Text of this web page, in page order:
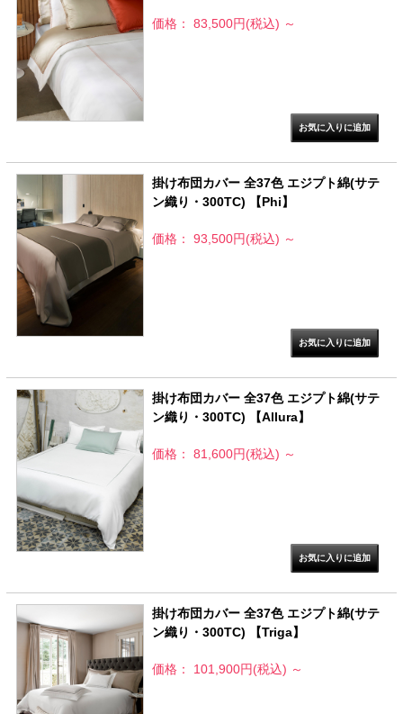
価格： 83,500円(税込) ～
掛け布団カバー 全37色 エジプト綿(サテ
ン織り・300TC) 【Phi】
価格： 93,500円(税込) ～
掛け布団カバー 全37色 エジプト綿(サテ
ン織り・300TC) 【Allura】
価格： 81,600円(税込) ～
掛け布団カバー 全37色 エジプト綿(サテ
ン織り・300TC) 【Triga】
価格： 101,900円(税込) ～